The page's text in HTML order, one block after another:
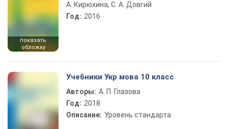
показать
обложку
А. Кирюхина, С. А. Довгий
Год: 2016
Учебники Укр мова 10 класс
Авторы: А. П. Глазова
Год: 2018
Описание: Уровень стандарта